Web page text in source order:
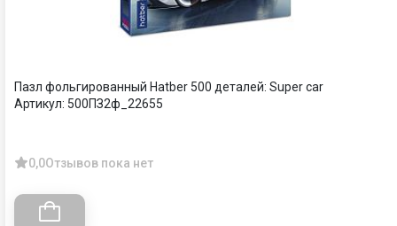
Пазл фольгированный Hatber 500 деталей: Super car
Артикул: 500ПЗ2ф_22655
0,0Отзывов пока нет